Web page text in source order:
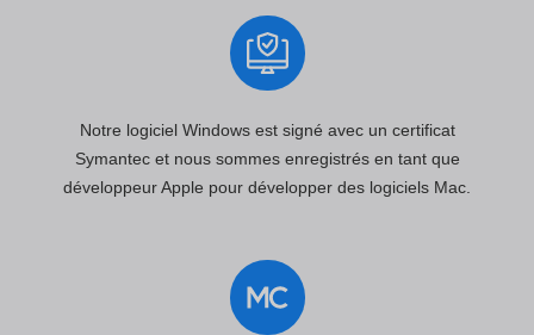
Notre logiciel Windows est signé avec un certificat
Symantec et nous sommes enregistrés en tant que
développeur Apple pour développer des logiciels Mac.